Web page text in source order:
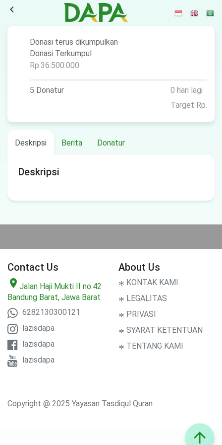
navigate_before
Donasi terus dikumpulkan
Donasi Terkumpul
Rp.36.500.000
5 Donatur
0 hari lagi
Target Rp.
Deskripsi Berita Donatur
Deskripsi
Contact Us
location_on Jalan Haji Mukti II no.42
Bandung Barat, Jawa Barat
6282130300121
lazisdapa
lazisdapa
lazisdapa
About Us
* KONTAK KAMI
* LEGALITAS
* PRIVASI
* SYARAT KETENTUAN
* TENTANG KAMI
Copyright @ 2025 Yayasan Tasdiqul Quran
arrow_upward